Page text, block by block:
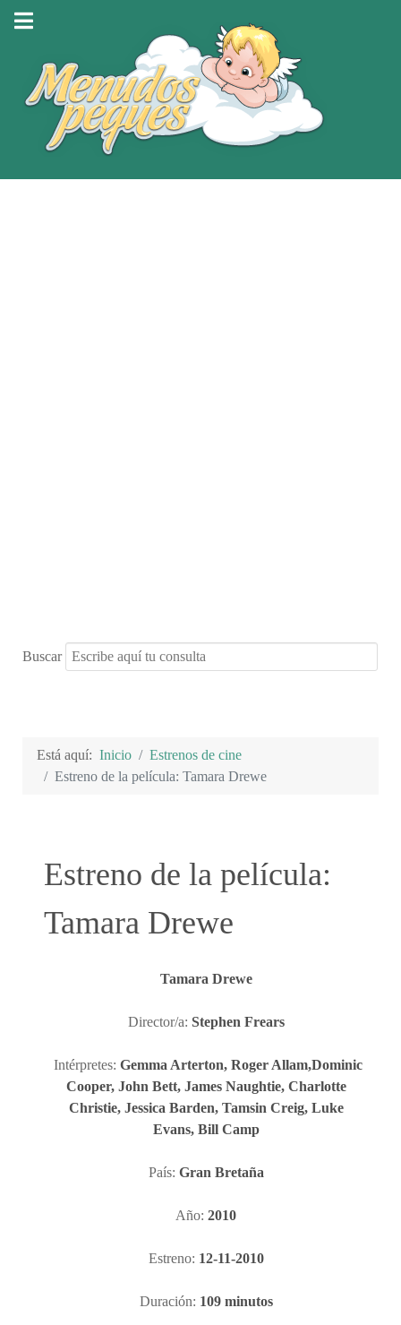
Buscar
Está aquí: Inicio
Estrenos de cine
Estreno de la película: Tamara Drewe
Estreno de la película:
Tamara Drewe
Tamara Drewe
Director/a: Stephen Frears
Intérpretes: Gemma Arterton, Roger Allam,Dominic
Cooper, John Bett, James Naughtie, Charlotte
Christie, Jessica Barden, Tamsin Creig, Luke
Evans, Bill Camp
País: Gran Bretaña
Año: 2010
Estreno: 12-11-2010
Duración: 109 minutos